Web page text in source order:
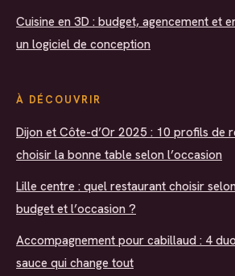
Cuisine en 3D : budget, agencement et
un logiciel de conception
À DÉCOUVRIR
Dijon et Côte-d’Or 2025 : 10 profils de
choisir la bonne table selon l’occasion
Lille centre : quel restaurant choisir
budget et l’occasion ?
Accompagnement pour cabillaud : 4
sauce qui change tout